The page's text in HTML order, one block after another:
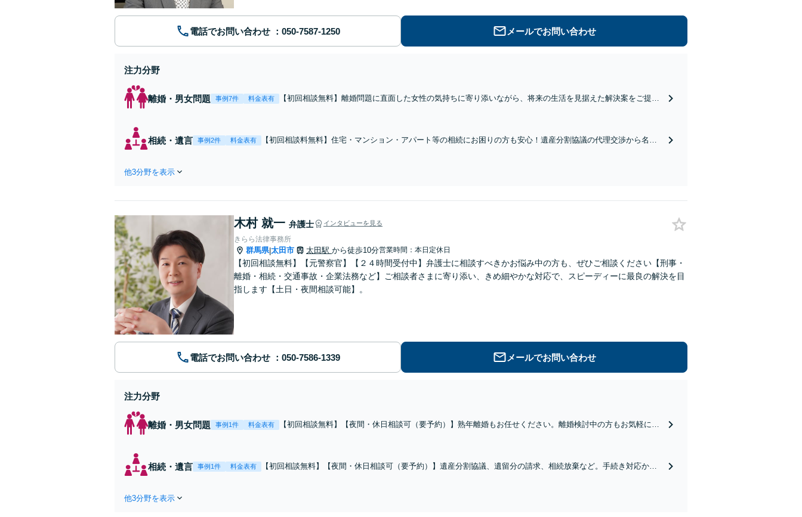
電話でお問い合わせ メールでお問い合わせ
注力分野
離婚・男女問題 事例7件 料金表有
【初回相談無料】離婚問題に直面した女性の気持ちに寄り添いながら、将来の生活を見据えた解決案をご提案
相続・遺言 事例2件 料金表有
【初回相談料無料】住宅・マンション・アパート等の相続にお困りの方も安心！遺産分割協議の代理交渉から名義
他3分野を表示
木村 就一 弁護士 インタビューを見る
きらら法律事務所
群馬県|太田市 太田駅 から徒歩10分営業時間：本日定休日
【初回相談無料】【元警察官】【２４時間受付中】弁護士に相談すべきかお悩み中の方も、ぜひご相談ください【刑事・
離婚・相続・交通事故・企業法務など】ご相談者さまに寄り添い、きめ細やかな対応で、スピーディーに最良の解決を目
指します【土日・夜間相談可能】。
電話でお問い合わせ メールでお問い合わせ
注力分野
離婚・男女問題 事例1件 料金表有
【初回相談無料】【夜間・休日相談可（要予約）】熟年離婚もお任せください。離婚検討中の方もお気軽にご
相続・遺言 事例1件 料金表有
【初回相談無料】【夜間・休日相談可（要予約）】遺産分割協議、遺留分の請求、相続放棄など。手続き対応から
他3分野を表示